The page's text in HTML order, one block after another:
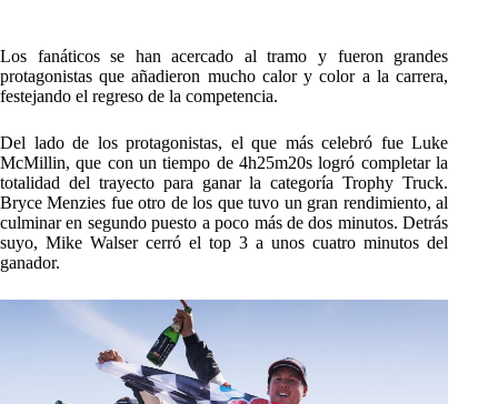
Los fanáticos se han acercado al tramo y fueron grandes
protagonistas que añadieron mucho calor y color a la carrera,
festejando el regreso de la competencia.
Del lado de los protagonistas, el que más celebró fue Luke
McMillin, que con un tiempo de 4h25m20s logró completar la
totalidad del trayecto para ganar la categoría Trophy Truck.
Bryce Menzies fue otro de los que tuvo un gran rendimiento, al
culminar en segundo puesto a poco más de dos minutos. Detrás
suyo, Mike Walser cerró el top 3 a unos cuatro minutos del
ganador.